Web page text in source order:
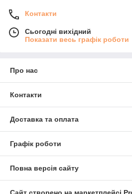
Контакти
Сьогодні вихідний
Показати весь графік роботи
Про нас
Контакти
Доставка та оплата
Графік роботи
Повна версія сайту